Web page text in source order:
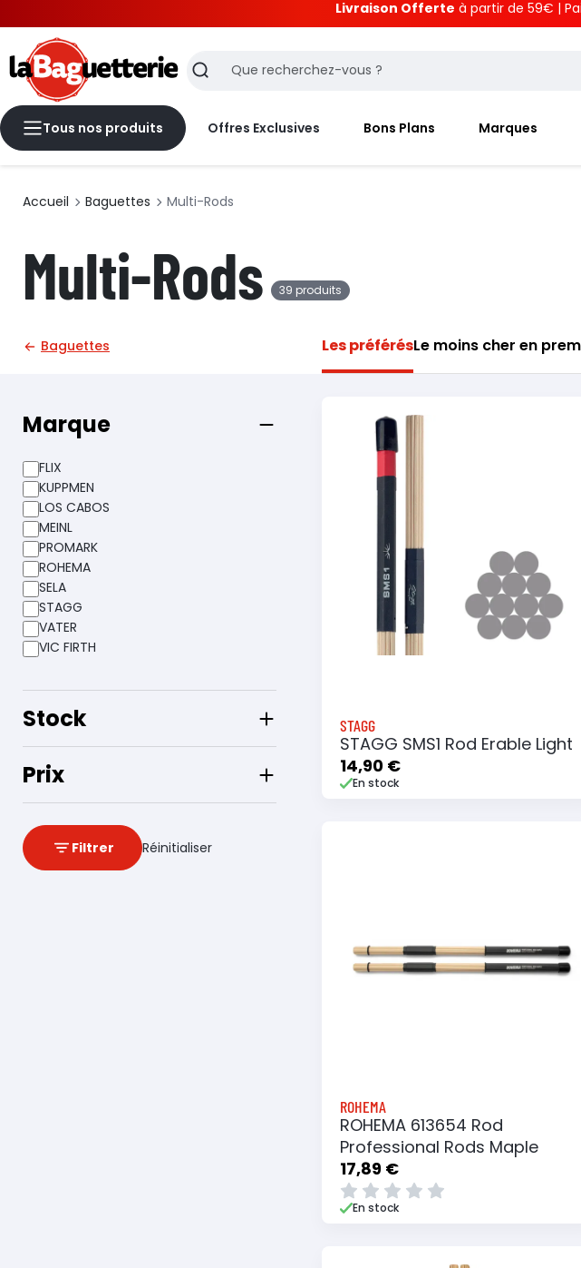
Livraison Offerte à partir de 59€ |
Recherche
Tous nos produits Offres Exclusives Bons Plans Marques
Accueil Baguettes Multi-Rods
Multi-Rods 39 produits
Baguettes Les préférésLe moins cher en
Marque
FLIX
KUPPMEN
LOS CABOS
MEINL
PROMARK
ROHEMA
SELA
STAGG
VATER
VIC FIRTH
Stock
Prix
Filtrer Réinitialiser
STAGG
STAGG SMS1 Rod Erable Light
14,90 €
En stock
ROHEMA
ROHEMA 613654 Rod
Professional Rods Maple
17,89 €
En stock